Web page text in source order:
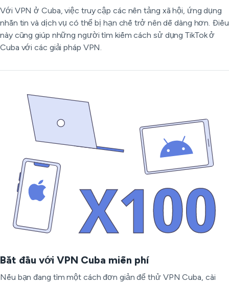
Với VPN ở Cuba, việc truy cập các nền tảng xã hội, ứng dụng
nhắn tin và dịch vụ có thể bị hạn chế trở nên dễ dàng hơn. Điều
này cũng giúp những người tìm kiếm cách sử dụng TikTok ở
Cuba với các giải pháp VPN.
Bắt đầu với VPN Cuba miễn phí
Nếu bạn đang tìm một cách đơn giản để thử VPN Cuba, cài